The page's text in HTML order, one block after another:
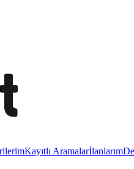
Kayıtlı Aramalarİlanlarım